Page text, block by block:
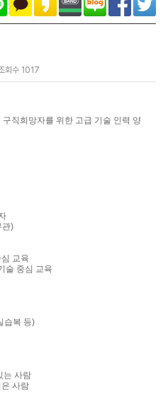
회수 1017
직희망자를 위한 고급 기술 인력 양
관)
교육
술 중심 교육
습복 등)
는 사람
사람